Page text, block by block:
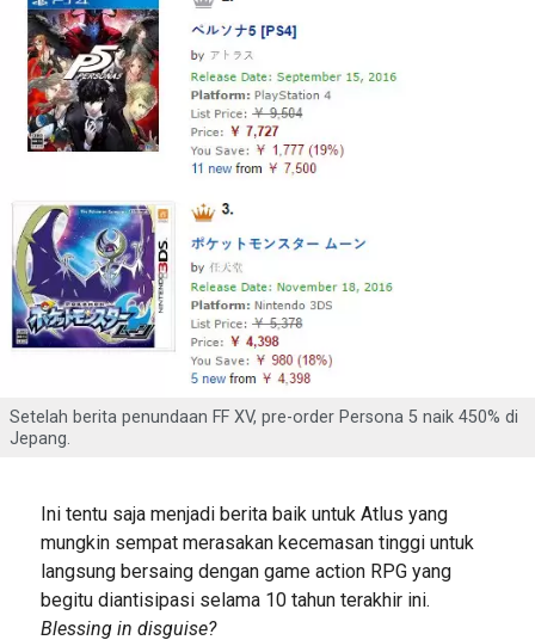
Setelah berita penundaan FF XV, pre-order Persona 5 naik 450% di
Jepang.
Ini tentu saja menjadi berita baik untuk Atlus yang
mungkin sempat merasakan kecemasan tinggi untuk
langsung bersaing dengan game action RPG yang
begitu diantisipasi selama 10 tahun terakhir ini.
Blessing in disguise?